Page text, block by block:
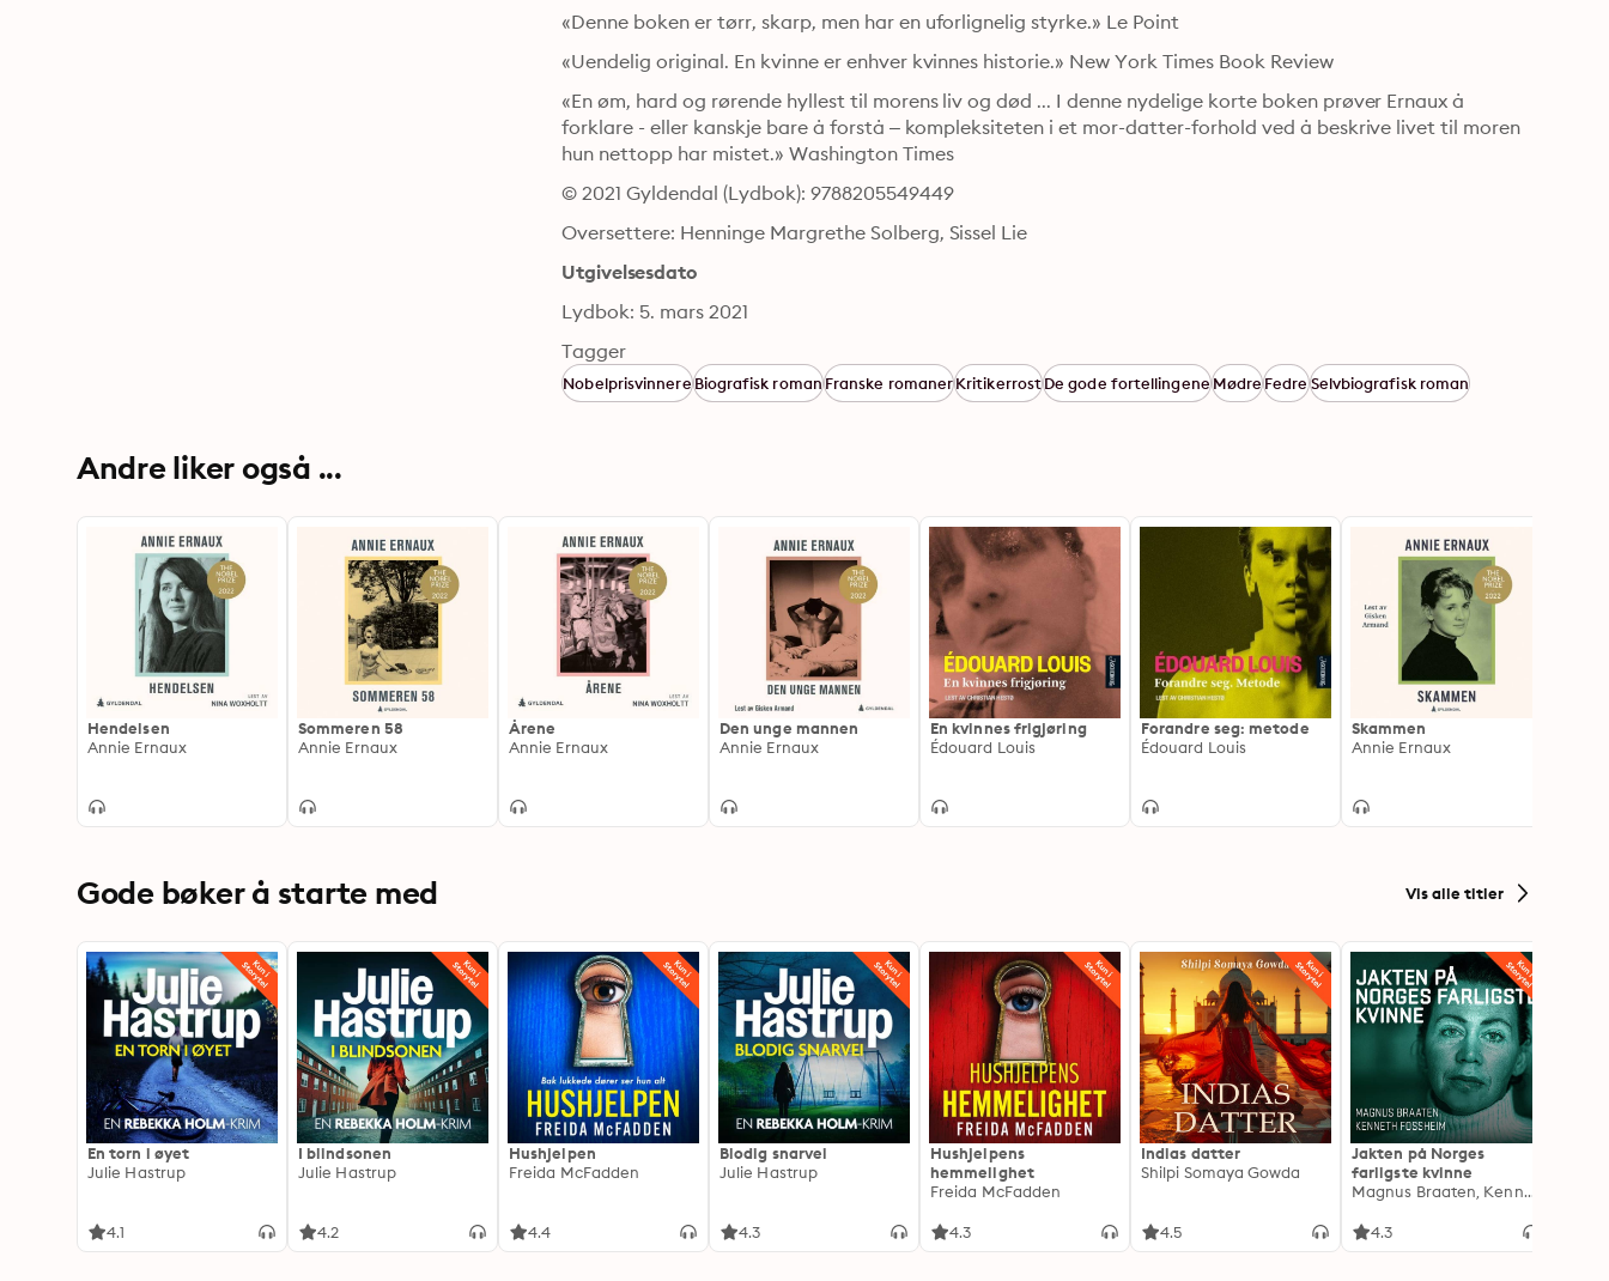
«Denne boken er tørr, skarp, men har en uforlignelig styrke.» Le Point
«Uendelig original. En kvinne er enhver kvinnes historie.» New York Times Book Review
«En øm, hard og rørende hyllest til morens liv og død ... I denne nydelige korte boken prøver Ernaux å
forklare - eller kanskje bare å forstå – kompleksiteten i et mor-datter-forhold ved å beskrive livet til moren
hun nettopp har mistet.» Washington Times
© 2021 Gyldendal (Lydbok): 9788205549449
Oversettere: Henninge Margrethe Solberg, Sissel Lie
Utgivelsesdato
Lydbok: 5. mars 2021
Tagger
NobelprisvinnereBiografisk romanFranske romanerKritikerrostDe gode fortellingeneMødreFedreSelvbiografisk roman
Andre liker også ...
Hendelsen
Annie Ernaux
Sommeren 58
Annie Ernaux
Årene
Annie Ernaux
Den unge mannen
Annie Ernaux
En kvinnes frigjøring
Édouard Louis
Forandre seg: metode
Édouard Louis
Skammen
Annie Ernaux
Gode bøker å starte med Vis alle titler
En torn i øyet
Julie Hastrup
4.1
I blindsonen
Julie Hastrup
4.2
Hushjelpen
Freida McFadden
4.4
Blodig snarvei
Julie Hastrup
4.3
Hushjelpens
hemmelighet
Freida McFadden
4.3
Indias datter
Shilpi Somaya Gowda
4.5
Jakten på Norges
farligste kvinne
Magnus Braaten, Kenneth Fossheim
4.3